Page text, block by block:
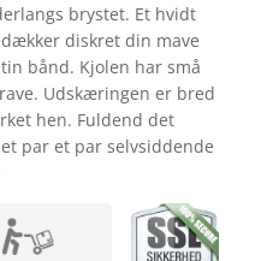
brystet. Et hvidt
diskret din mave
bånd. Kjolen har små
Udskæringen er bred
hen. Fuldend det
par et par selvsiddende